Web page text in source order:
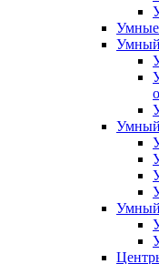
Умные
Умный
Умный
Умный